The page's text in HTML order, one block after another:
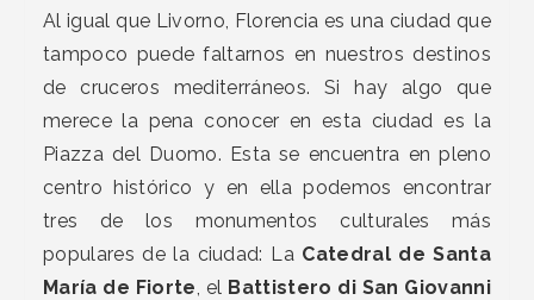
Al igual que Livorno, Florencia es una ciudad que
tampoco puede faltarnos en nuestros destinos
de cruceros mediterráneos. Si hay algo que
merece la pena conocer en esta ciudad es la
Piazza del Duomo. Esta se encuentra en pleno
centro histórico y en ella podemos encontrar
tres de los monumentos culturales más
populares de la ciudad: La Catedral de Santa
María de Fiorte , el Battistero di San Giovanni